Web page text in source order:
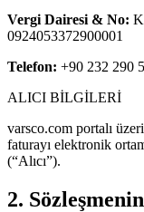
Vergi Dairesi & No:
0924053372900001
Telefon: +90 232 290
ALICI BİLGİLERİ
varsco.com portalı
faturayı elektronik
(“Alıcı”).
2.